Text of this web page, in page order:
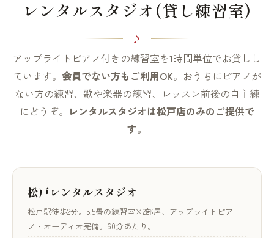
レンタルスタジオ(貸し練習室)
アップライトピアノ付きの練習室を1時間単位でお貸しし
ています。 会員でない方もご利用OK。おうちにピアノが
ない方の練習、歌や楽器の練習、レッスン前後の自主練
にどうぞ。 レンタルスタジオは松戸店のみのご提供で
す。
松戸レンタルスタジオ
松戸駅徒歩2分。5.5畳の練習室×2部屋、アップライトピア
ノ・オーディオ完備。60分あたり。